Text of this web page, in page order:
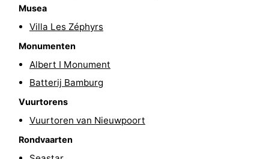
Oostduinkerke
Koksijde
De
Panne
Natuur
Westhoek
Weer
Contact
Musea
Villa Les Zéphyrs
Monumenten
Albert I Monument
Batterij Bamburg
Vuurtorens
Vuurtoren van Nieuwpoort
Rondvaarten